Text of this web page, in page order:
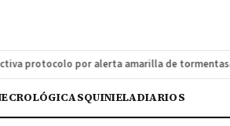
protocolo por alerta amarilla de tormentas
QUINIELADIARIOS